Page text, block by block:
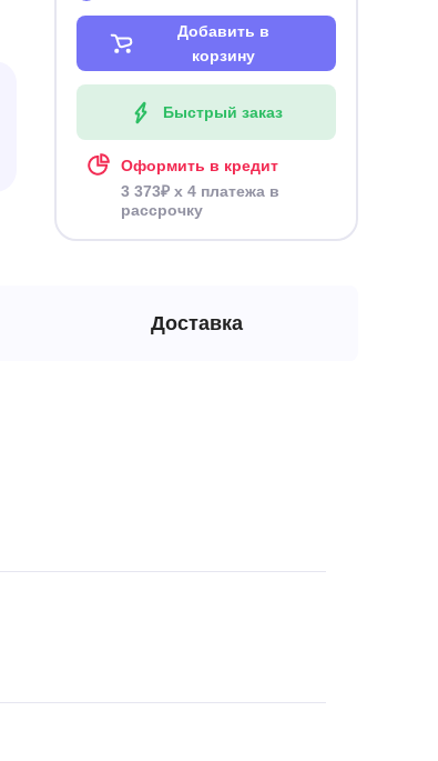
Добавить в
корзину
Быстрый заказ
Оформить в кредит
3 373₽ x 4 платежа в
рассрочку
Доставка